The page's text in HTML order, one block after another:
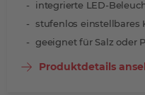
integrierte LED-
stufenlos einstellbares
geeignet für Salz oder
Produktdetails